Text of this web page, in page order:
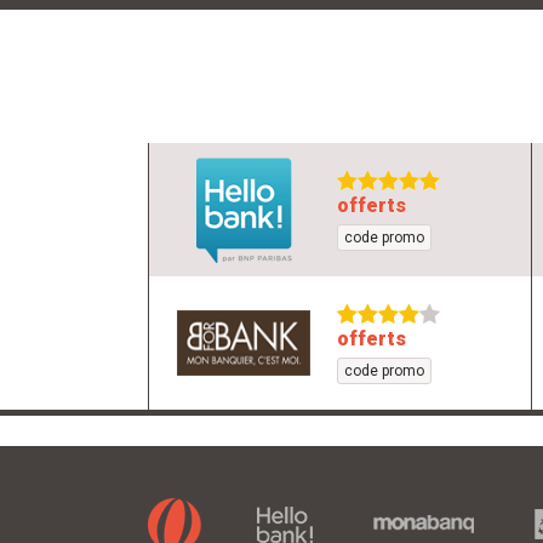
offerts
code promo
offerts
code promo